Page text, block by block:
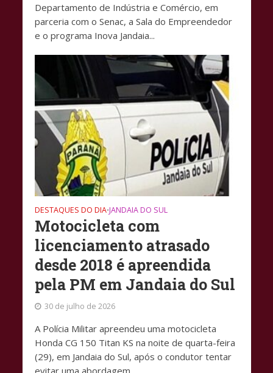
Departamento de Indústria e Comércio, em
parceria com o Senac, a Sala do Empreendedor
e o programa Inova Jandaia...
DESTAQUES DO DIA•JANDAIA DO SUL
Motocicleta com
licenciamento atrasado
desde 2018 é apreendida
pela PM em Jandaia do Sul
30 de julho de 2026
A Polícia Militar apreendeu uma motocicleta
Honda CG 150 Titan KS na noite de quarta-feira
(29), em Jandaia do Sul, após o condutor tentar